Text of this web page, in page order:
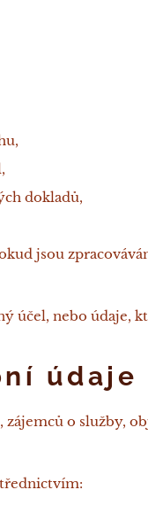
dokladů,
jsou
účel, nebo údaje,
údaje
o služby,